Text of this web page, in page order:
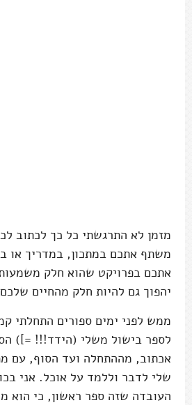
מזמן לא התרגשתי כל כך לכתוב
משתף אתכם במתכון, במדריך או
אתכם בפרויקט שהוא חלק
יהפוך גם להיות חלק מהחיים
ממש לפני ימים ספורים התחלתי
לספר בישול משלי (הידד!!! =])
אכתוב, מההתחלה ועד הסוף, עם
שלי לדבר וללמד על אוכל. אני
העובדה שזה ספר ראשון, כי הוא